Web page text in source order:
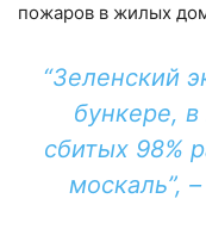
пожаров в жилых
“Зеленский
бункере,
сбитых 98%
москаль”,